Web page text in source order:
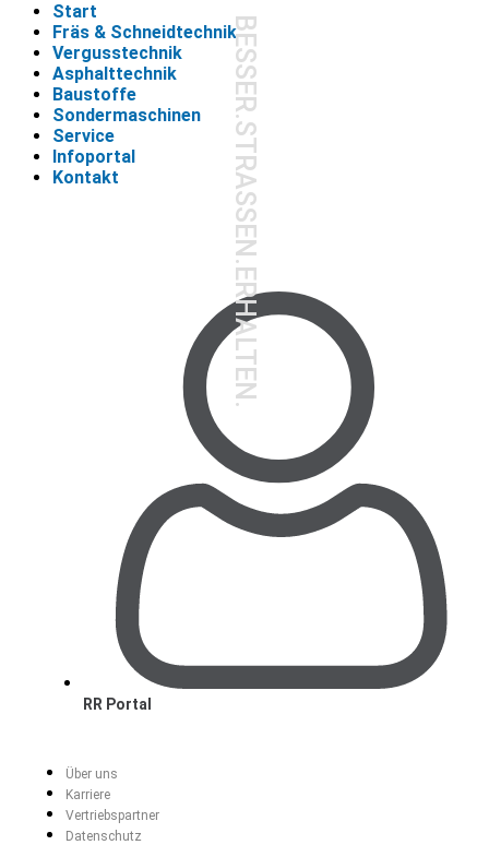
Start
Fräs & Schneidtechnik
Vergusstechnik
Asphalttechnik
Baustoffe
Sondermaschinen
Service
Infoportal
Kontakt
BESSER.STRASSEN.ERHALTEN.
RR Portal
Über uns
Karriere
Vertriebspartner
Datenschutz